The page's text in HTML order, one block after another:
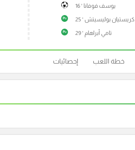
يوسف فوفانا ' 16
P كريستيان بوليسيتش ' 25
P تامي أبراهام ' 29
خطة اللعب إحصائيات